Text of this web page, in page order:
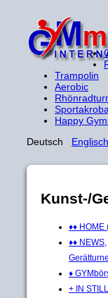
Trampolin
Aerobic
Happy
Deutsch Englisch
Kunst-/
♦♦ HOME
♦♦ NEWS,
♦
+ IN